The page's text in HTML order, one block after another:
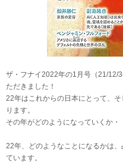
ザ・フナイ2022年の1月号（21/12/
ただきました！
22年はこれからの日本にとって、
ります。
その年がどのようになっていくか・
22年、どのようなことになるかは
ています。